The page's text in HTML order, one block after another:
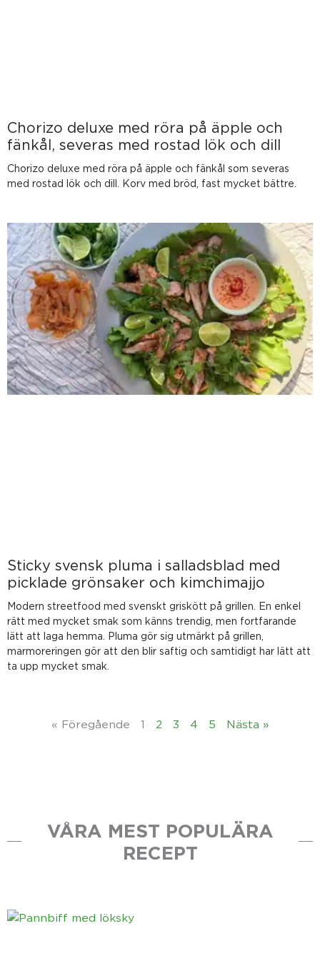
Chorizo deluxe med röra på äpple och
fänkål, severas med rostad lök och dill
Chorizo deluxe med röra på äpple och fänkål som severas
med rostad lök och dill. Korv med bröd, fast mycket bättre.
Sticky svensk pluma i salladsblad med
picklade grönsaker och kimchimajjo
Modern streetfood med svenskt griskött på grillen. En enkel
rätt med mycket smak som känns trendig, men fortfarande
lätt att laga hemma. Pluma gör sig utmärkt på grillen,
marmoreringen gör att den blir saftig och samtidigt har lätt att
ta upp mycket smak.
« Föregående 1 2 3 4 5 Nästa »
VÅRA MEST POPULÄRA
RECEPT